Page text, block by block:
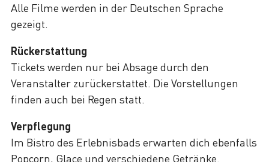
Alle Filme werden in der Deutschen Sprache
gezeigt.
Rückerstattung
Tickets werden nur bei Absage durch den
Veranstalter zurückerstattet. Die Vorstellungen
finden auch bei Regen statt.
Verpflegung
Im Bistro des Erlebnisbads erwarten dich ebenfalls
Popcorn, Glace und verschiedene Getränke.